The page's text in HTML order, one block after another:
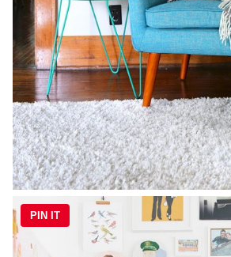
PIN IT